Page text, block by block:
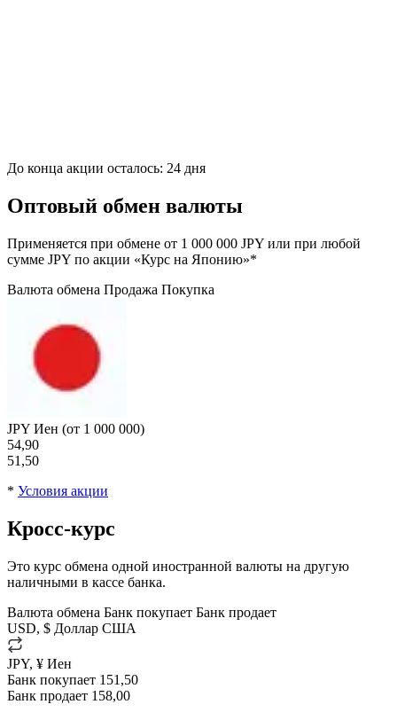
До конца акции осталось: 24 дня
Оптовый обмен валюты
Применяется при обмене от 1 000 000 JPY или при любой
сумме JPY по акции «Курс на Японию»*
Валюта обмена Продажа Покупка
JPY Иен (от 1 000 000)
54,90
51,50
* Условия акции
Кросс-курс
Это курс обмена одной иностранной валюты на другую
наличными в кассе банка.
Валюта обмена Банк покупает Банк продает
USD, $ Доллар США
JPY, ¥ Иен
Банк покупает 151,50
Банк продает 158,00